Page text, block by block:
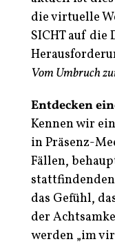
die virtuelle
SICHT auf
Vom Umbruch
Entdecken
Kennen wir
in Präsenz-
Fällen,
das Gefühl,
der
werden „im